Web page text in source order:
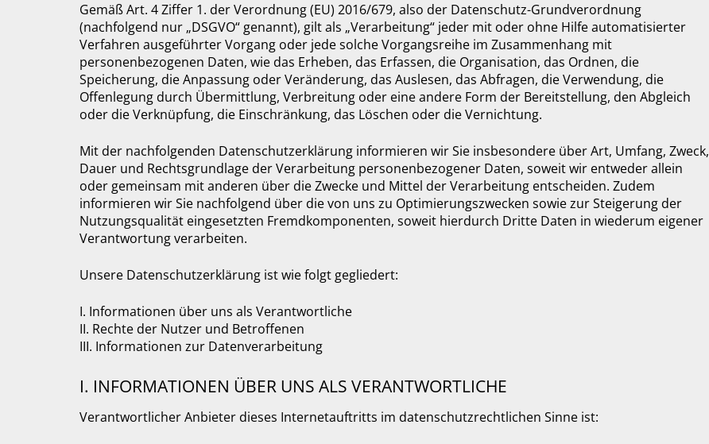
Gemäß Art. 4 Ziffer 1. der Verordnung (EU) 2016/679, also der Datenschutz-Grundverordnung
(nachfolgend nur „DSGVO“ genannt), gilt als „Verarbeitung“ jeder mit oder ohne Hilfe automatisierter
Verfahren ausgeführter Vorgang oder jede solche Vorgangsreihe im Zusammenhang mit
personenbezogenen Daten, wie das Erheben, das Erfassen, die Organisation, das Ordnen, die
Speicherung, die Anpassung oder Veränderung, das Auslesen, das Abfragen, die Verwendung, die
Offenlegung durch Übermittlung, Verbreitung oder eine andere Form der Bereitstellung, den Abgleich
oder die Verknüpfung, die Einschränkung, das Löschen oder die Vernichtung.
Mit der nachfolgenden Datenschutzerklärung informieren wir Sie insbesondere über Art, Umfang, Zweck,
Dauer und Rechtsgrundlage der Verarbeitung personenbezogener Daten, soweit wir entweder allein
oder gemeinsam mit anderen über die Zwecke und Mittel der Verarbeitung entscheiden. Zudem
informieren wir Sie nachfolgend über die von uns zu Optimierungszwecken sowie zur Steigerung der
Nutzungsqualität eingesetzten Fremdkomponenten, soweit hierdurch Dritte Daten in wiederum eigener
Verantwortung verarbeiten.
Unsere Datenschutzerklärung ist wie folgt gegliedert:
I. Informationen über uns als Verantwortliche
II. Rechte der Nutzer und Betroffenen
III. Informationen zur Datenverarbeitung
I. INFORMATIONEN ÜBER UNS ALS VERANTWORTLICHE
Verantwortlicher Anbieter dieses Internetauftritts im datenschutzrechtlichen Sinne ist: